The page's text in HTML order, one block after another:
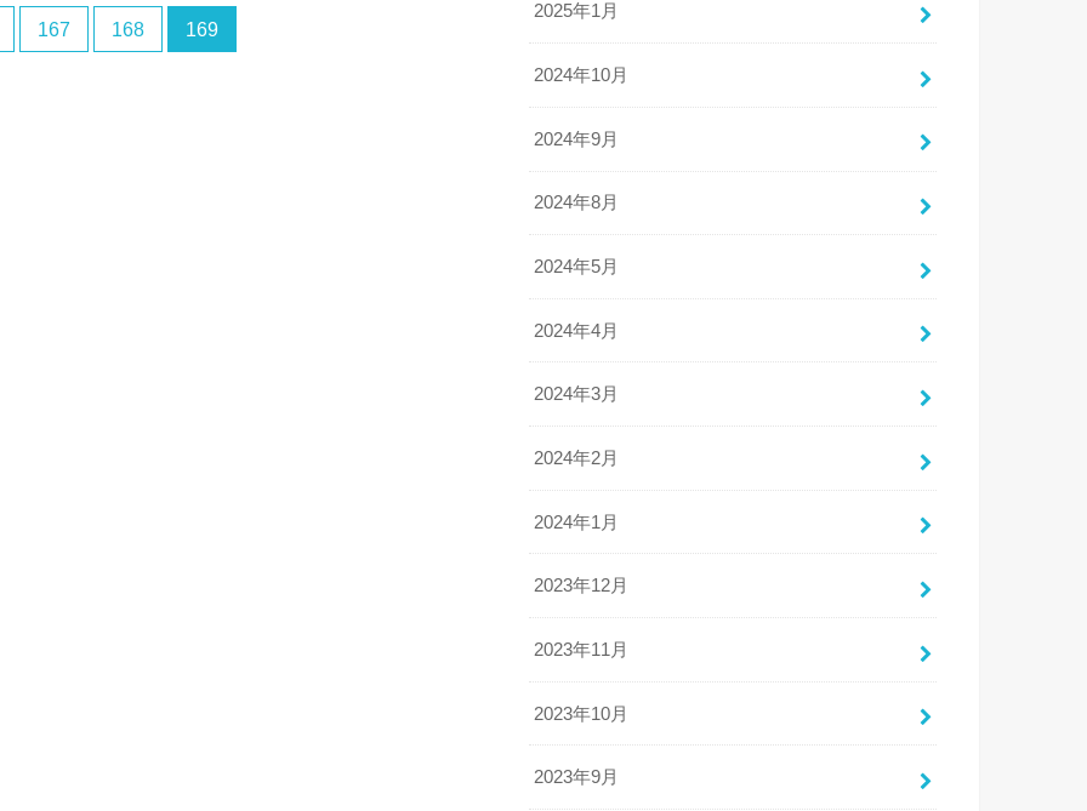
167 168 169
2025年1月
2024年10月
2024年9月
2024年8月
2024年5月
2024年4月
2024年3月
2024年2月
2024年1月
2023年12月
2023年11月
2023年10月
2023年9月